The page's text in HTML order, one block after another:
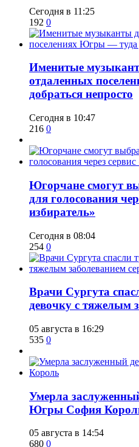
Сегодня в 11:25
192 0
Именитые
отдаленных
добраться непросто
Сегодня в 10:47
216 0
Югорчане смогут
для голосования
избиратель»
Сегодня в 08:04
254 0
​Врачи Сургута
девочку с тяжелым
05 августа в 16:29
535 0
​Умерла
Югры София
05 августа в 14:54
680 0